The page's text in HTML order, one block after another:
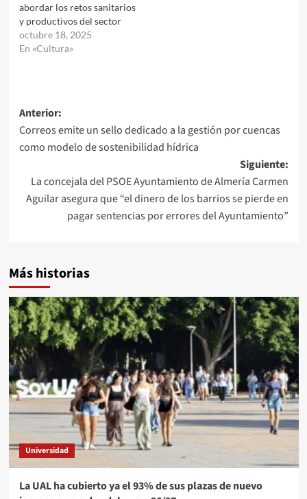
abordar los retos sanitarios
y productivos del sector
octubre 18, 2025
En «Cultura»
Navegación
de
entradas
Anterior:
Correos emite un sello dedicado a la gestión por cuencas
como modelo de sostenibilidad hídrica
Siguiente:
La concejala del PSOE Ayuntamiento de Almería Carmen
Aguilar asegura que “el dinero de los barrios se pierde en
pagar sentencias por errores del Ayuntamiento”
Más historias
Universidad
La UAL ha cubierto ya el 93% de sus plazas de nuevo